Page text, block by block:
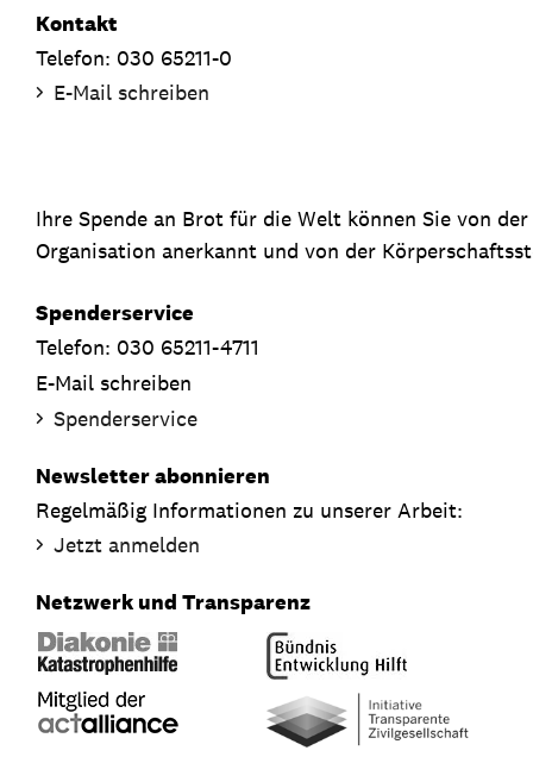
Kontakt
Telefon: 030 65211-0
E-Mail schreiben
Ihre Spende an Brot für die Welt können Sie von
Organisation anerkannt und von der
Spenderservice
Telefon: 030 65211-4711
E-Mail schreiben
Spenderservice
Newsletter abonnieren
Regelmäßig Informationen zu unserer Arbeit:
Jetzt anmelden
Netzwerk und Transparenz